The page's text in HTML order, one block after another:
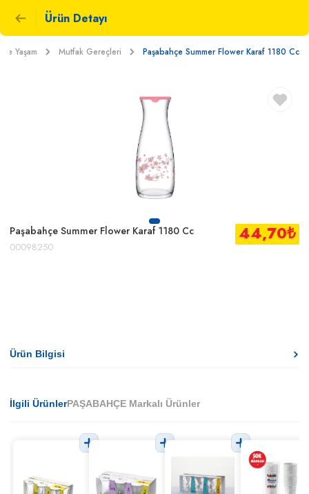
Ürün Detayı
ve Yaşam Mutfak Gereçleri Paşabahçe Summer Flower Karaf 1180 Cc
Paşabahçe Summer Flower Karaf 1180 Cc
00098250
44,70₺
Ürün Bilgisi
İlgili ÜrünlerPAŞABAHÇE Markalı Ürünler